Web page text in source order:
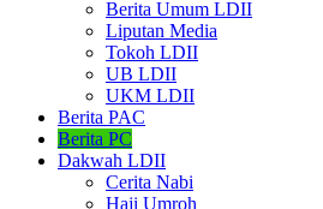
Berita Umum LDII
Liputan Media
Tokoh LDII
UB LDII
UKM LDII
Berita PAC
Berita PC
Dakwah LDII
Cerita Nabi
Haji Umroh